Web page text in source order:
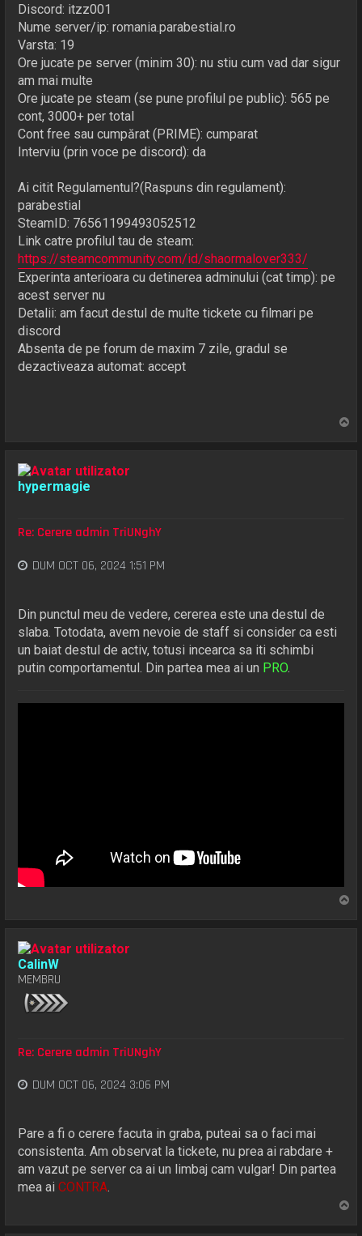
Discord: itzz001
Nume server/ip: romania.parabestial.ro
Varsta: 19
Ore jucate pe server (minim 30): nu stiu cum vad dar sigur
am mai multe
Ore jucate pe steam (se pune profilul pe public): 565 pe
cont, 3000+ per total
Cont free sau cumpărat (PRIME): cumparat
Interviu (prin voce pe discord): da
Ai citit Regulamentul?(Raspuns din regulament):
parabestial
SteamID: 76561199493052512
Link catre profilul tau de steam:
https://steamcommunity.com/id/shaormalover333/
Experinta anterioara cu detinerea adminului (cat timp): pe
acest server nu
Detalii: am facut destul de multe tickete cu filmari pe
discord
Absenta de pe forum de maxim 7 zile, gradul se
dezactiveaza automat: accept
hypermagie
Re: Cerere admin TriUNghY
DUM OCT 06, 2024 1:51 PM
Din punctul meu de vedere, cererea este una destul de
slaba. Totodata, avem nevoie de staff si consider ca esti
un baiat destul de activ, totusi incearca sa iti schimbi
putin comportamentul. Din partea mea ai un PRO
CalinW
MEMBRU
Re: Cerere admin TriUNghY
DUM OCT 06, 2024 3:06 PM
Pare a fi o cerere facuta in graba, puteai sa o faci mai
consistenta. Am observat la tickete, nu prea ai rabdare +
am vazut pe server ca ai un limbaj cam vulgar! Din partea
mea aiCONTRA.